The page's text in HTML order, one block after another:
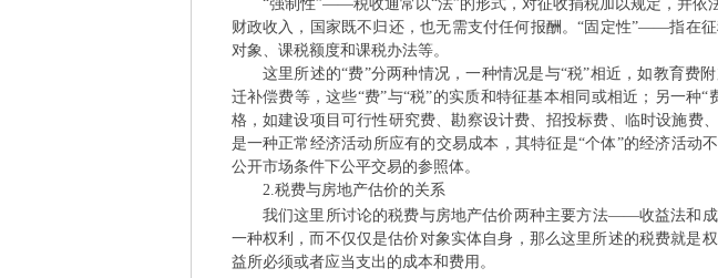
“强制性”——税收通常以“法”的形式，对征收捐税加以规定，并依
财政收入，国家既不归还，也无需支付任何报酬。“固定性”——指在
对象、课税额度和课税办法等。
这里所述的“费”分两种情况，一种情况是与“税”相近，如教育费
迁补偿费等，这些“费”与“税”的实质和特征基本相同或相近；另一种
格，如建设项目可行性研究费、勘察设计费、招投标费、临时设施费
是一种正常经济活动所应有的交易成本，其特征是“个体”的经济活动
公开市场条件下公平交易的参照体。
2.税费与房地产估价的关系
我们这里所讨论的税费与房地产估价两种主要方法——收益法和成
一种权利，而不仅仅是估价对象实体自身，那么这里所述的税费就是
益所必须或者应当支出的成本和费用。